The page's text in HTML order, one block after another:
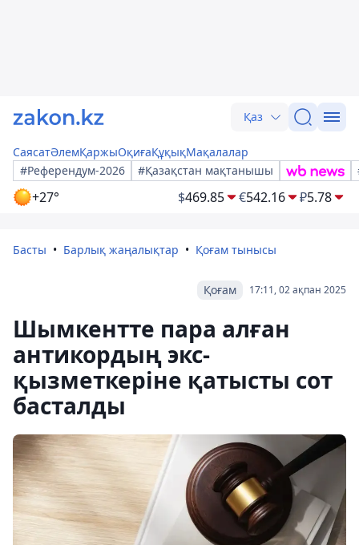
Қаз
СаясатӘлемҚаржыОқиғаҚұқықМақалалар
#Референдум-2026
#Қазақстан мақтанышы
+27° $469.85 €542.16 ₽5.78
Басты Барлық жаңалықтар Қоғам тынысы
17:11, 02 ақпан 2025
Қоғам
Шымкентте пара алған
антикордың экс-
қызметкеріне қатысты сот
басталды